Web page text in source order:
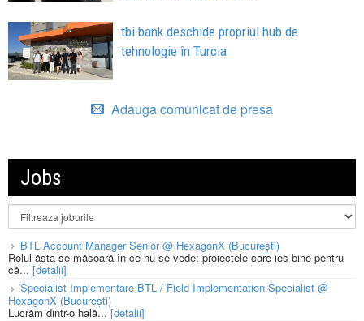
tbi bank deschide propriul hub de
tehnologie în Turcia
Adauga comunicat de presa
Jobs
BTL Account Manager Senior @ HexagonX (București)
Rolul ăsta se măsoară în ce nu se vede: proiectele care ies bine pentru
că... [detalii]
Specialist Implementare BTL / Field Implementation Specialist @
HexagonX (București)
Lucrăm dintr-o hală...[detalii]